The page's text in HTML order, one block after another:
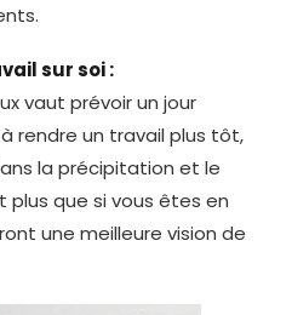
sur soi :
vaut prévoir un jour
rendre un travail plus tôt,
la précipitation et le
plus que si vous êtes en
une meilleure vision de